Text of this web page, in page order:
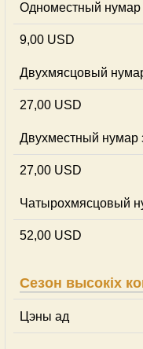
Одноместный нумар
9,00 USD
Двухмясцовый
27,00 USD
Двухместный нумар
27,00 USD
Чатырохмясцовый
52,00 USD
Сезон высокіх
Цэны ад